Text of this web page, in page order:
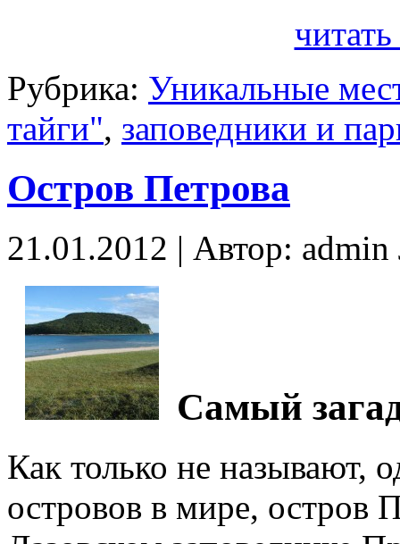
Рубрика: Уникальные
тайги", заповедники и
Остров Петрова
21.01.2012 | Автор:
Самый
Как только не называют,
островов в мире, остров